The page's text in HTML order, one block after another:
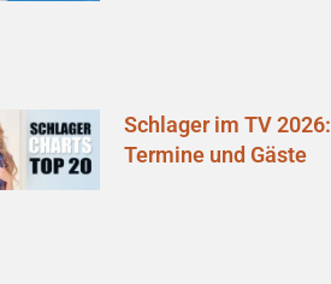
Schlager im TV 2026:
Termine und Gäste